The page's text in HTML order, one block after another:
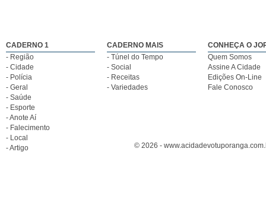
CADERNO 1
- Região
- Cidade
- Polícia
- Geral
- Saúde
- Esporte
- Anote Aí
- Falecimento
- Local
- Artigo
CADERNO MAIS
- Túnel do Tempo
- Social
- Receitas
- Variedades
CONHEÇA O
Quem Somos
Assine A Cidade
Edições On-Line
Fale Conosco
© 2026 -